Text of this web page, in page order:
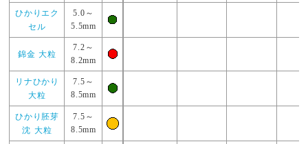
ひかりエク
セル
5.0～
5.5mm
錦金 大粒
7.2～
8.2mm
リナひかり
大粒
7.5～
8.5mm
ひかり胚芽
沈 大粒
7.5～
8.5mm